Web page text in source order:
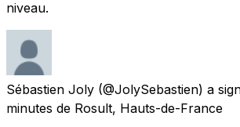
niveau.
Sébastien Joly (@JolySebastien) a
minutes de Rosult, Hauts-de-France